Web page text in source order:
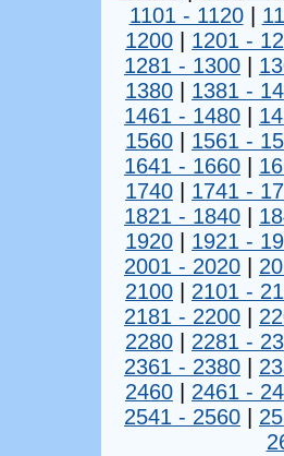
1101 - 1120|
1200
1201 -
1281 - 1300
1380
1381 -
1461 - 1480
1560
1561 -
1641 - 1660
1740
1741 -
1821 - 1840
1920
1921 -
2001 - 2020
2100
2101 -
2181 - 2200
2280
2281 -
2361 - 2380
2460
2461 -
2541 - 2560